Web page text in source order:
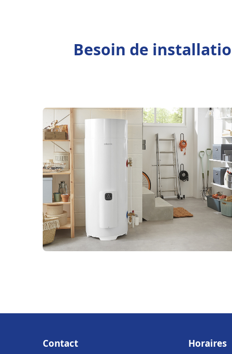
Besoin de
Contact Horaires